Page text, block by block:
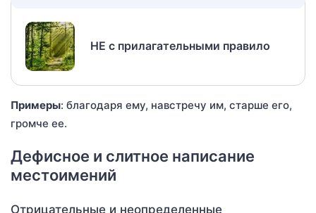
НЕ с прилагательными правило
Примеры: благодаря ему, навстречу им, старше его,
громче ее.
Дефисное и слитное написание
местоимений
Отрицательные и неопределенные